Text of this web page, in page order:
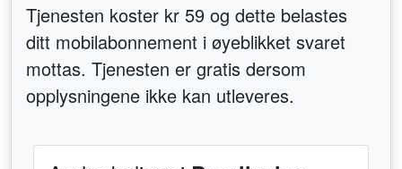
Tjenesten koster kr 59 og dette belastes
ditt mobilabonnement i øyeblikket svaret
mottas. Tjenesten er gratis dersom
opplysningene ikke kan utleveres.